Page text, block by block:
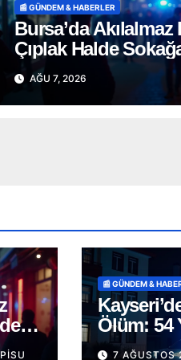
📰 GÜNDEM & HABERLER
Bursa’da Akılalmaz
Çıplak Halde
Terör Estirdi!
AĞU 7, 2026
📰 GÜNDEM &
Ölüm: 54
Muzaffer
7